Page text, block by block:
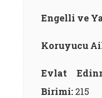
Engelli ve
Koruyucu
Evlat
Birimi: 215